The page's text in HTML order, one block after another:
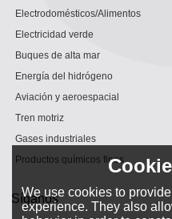
Electrodomésticos/Alimentos
Electricidad verde
Buques de alta mar
Energía del hidrógeno
Aviación y aeroespacial
Tren motriz
Gases industriales
Productos químicos finos
Síganos
We use cookies to
experience. They also